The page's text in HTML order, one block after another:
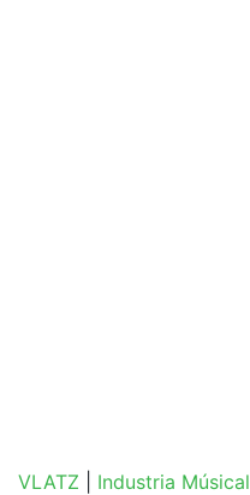
VLATZ Industria Músical